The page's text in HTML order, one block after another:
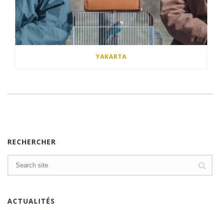
YAKARTA
RECHERCHER
ACTUALITÉS